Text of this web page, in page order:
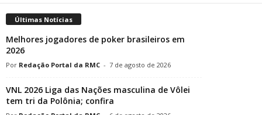
Últimas Notícias
Melhores jogadores de poker brasileiros em
2026
Redação Portal da RMC - 7 de agosto de 2026
VNL 2026 Liga das Nações masculina de Vôlei
tem tri da Polônia; confira